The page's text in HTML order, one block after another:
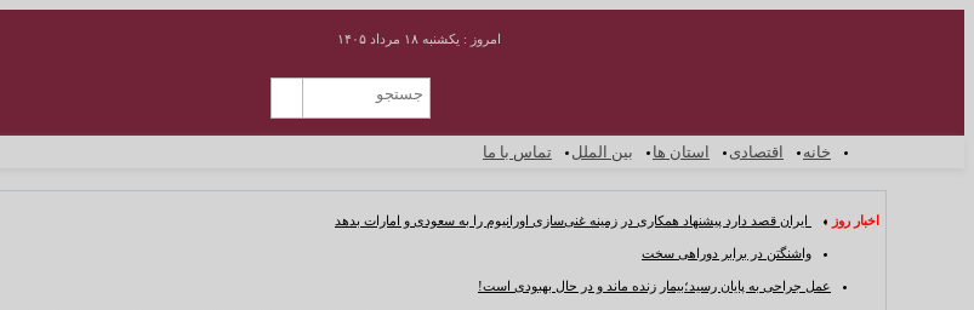
امروز : یکشنبه ۱۸ مرداد ۱۴۰۵
خانه اقتصادی استان ها بین الملل تماس با ما
اخبار روز : ایران قصد دارد پیشنهاد همکاری در زمینه غنی‌سازی اورانیوم را به سعودی و امارات بدهد
واشنگتن در برابر دوراهی سخت
عمل جراحی به پایان رسید؛بیمار زنده ماند و در حال بهبودی است!